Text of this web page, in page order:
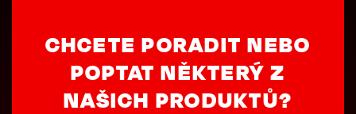
CHCETE PORADIT NEBO
POPTAT NĚKTERÝ Z
NAŠICH PRODUKTŮ?